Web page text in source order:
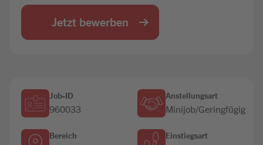
Jetzt bewerben
Job-ID
960033
Anstellungsart
Minijob/Geringfügig
Bereich Einstiegsart